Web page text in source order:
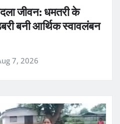
जीवन: धमतरी के
बनी आर्थिक स्वावलंबन
7, 2026